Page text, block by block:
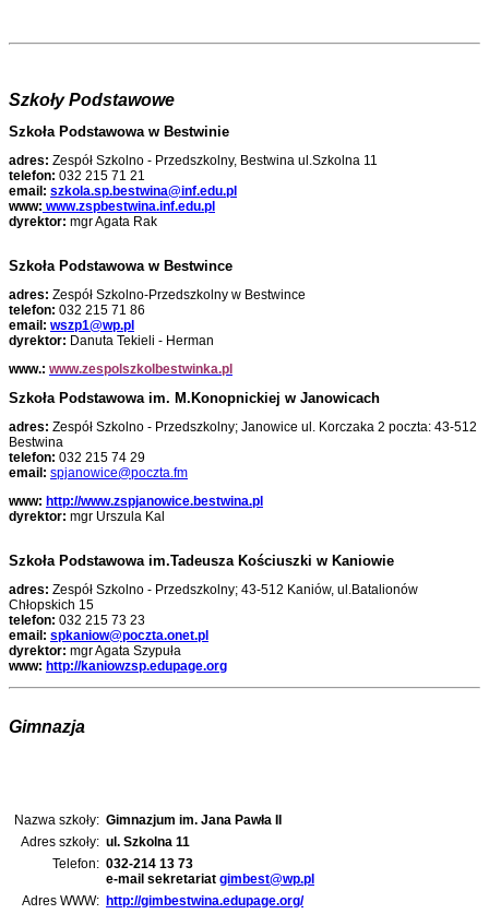
Szkoły Podstawowe
Szkoła Podstawowa w Bestwinie
adres: Zespół Szkolno - Przedszkolny, Bestwina ul.Szkolna 11
telefon: 032 215 71 21
email: szkola.sp.bestwina@inf.edu.pl
www: www.zspbestwina.inf.edu.pl
dyrektor: mgr Agata Rak
Szkoła Podstawowa w Bestwince
adres: Zespół Szkolno-Przedszkolny w Bestwince
telefon: 032 215 71 86
email: wszp1@wp.pl
dyrektor: Danuta Tekieli - Herman
www.: www.zespolszkolbestwinka.pl
Szkoła Podstawowa im. M.Konopnickiej w Janowicach
adres: Zespół Szkolno - Przedszkolny; Janowice ul. Korczaka 2 poczta: 43-512
Bestwina
telefon: 032 215 74 29
email: spjanowice@poczta.fm
www: http://www.zspjanowice.bestwina.pl
dyrektor: mgr Urszula Kal
Szkoła Podstawowa im.Tadeusza Kościuszki w Kaniowie
adres: Zespół Szkolno - Przedszkolny; 43-512 Kaniów, ul.Batalionów
Chłopskich 15
telefon: 032 215 73 23
email: spkaniow@poczta.onet.pl
dyrektor: mgr Agata Szypuła
www: http://kaniowzsp.edupage.org
Gimnazja
Nazwa szkoły: Gimnazjum im. Jana Pawła II
Adres szkoły: ul. Szkolna 11
Telefon: 032-214 13 73
e-mail sekretariat gimbest@wp.pl
Adres WWW: http://gimbestwina.edupage.org/